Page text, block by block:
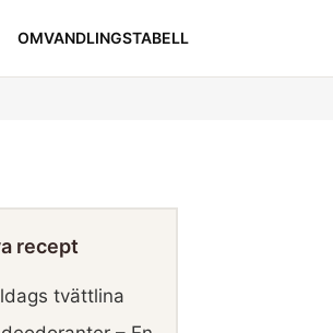
OMVANDLINGSTABELL
recept
tvättlina